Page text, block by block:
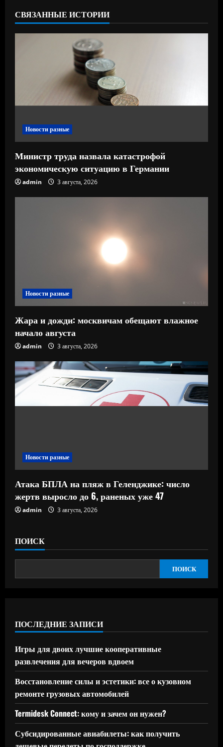
ч
и
СВЯЗАННЫЕ ИСТОРИИ
Новости разные
Министр труда назвала катастрофой
экономическую ситуацию в Германии
admin 3 августа, 2026
Новости разные
Жара и дожди: москвичам обещают влажное
начало августа
admin 3 августа, 2026
Новости разные
Атака БПЛА на пляж в Геленджике: число
жертв выросло до 6, раненых уже 47
admin 3 августа, 2026
ПОИСК
ПОИСК
ПОСЛЕДНИЕ ЗАПИСИ
Игры для двоих лучшие кооперативные
развлечения для вечеров вдвоем
Восстановление силы и эстетики: все о кузовном
ремонте грузовых автомобилей
Termidesk Connect: кому и зачем он нужен?
Субсидированные авиабилеты: как получить